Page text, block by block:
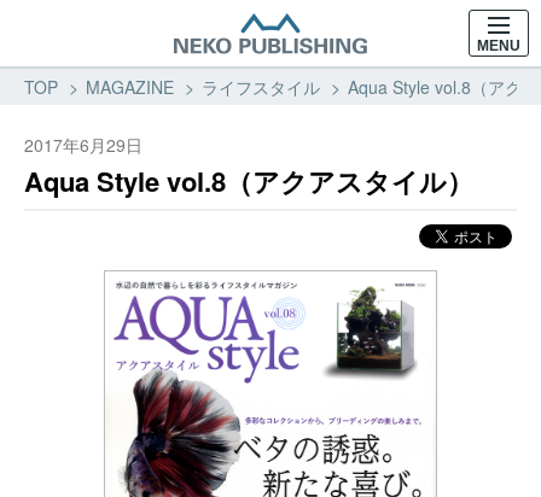
MENU
TOP MAGAZINE ライフスタイル Aqua Style vol.8（アク
2017年6月29日
Aqua Style vol.8（アクアスタイル）